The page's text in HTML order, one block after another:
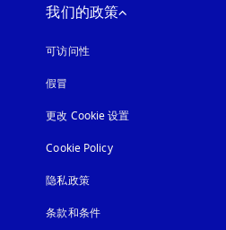
我们的政策
可访问性在新选项卡中打开
假冒
更改 Cookie 设置
Cookie Policy在新选项卡中打开
隐私政策在新选项卡中打开
条款和条件